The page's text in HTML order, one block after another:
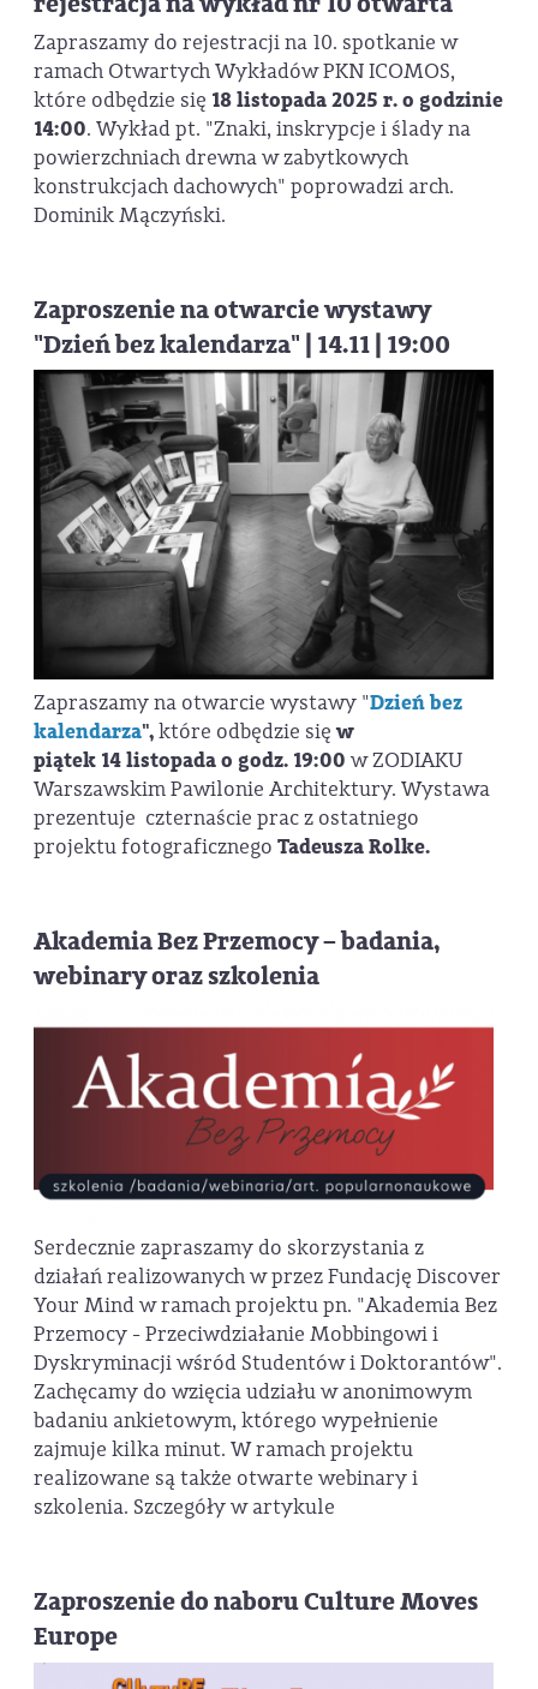
Zapraszamy do rejestracji na 10. spotkanie w
ramach Otwartych Wykładów PKN ICOMOS,
które odbędzie się 18 listopada 2025 r. o godzinie
14:00. Wykład pt. "Znaki, inskrypcje i ślady na
powierzchniach drewna w zabytkowych
konstrukcjach dachowych" poprowadzi arch.
Dominik Mączyński.
Zaproszenie na otwarcie wystawy
"Dzień bez kalendarza" | 14.11 | 19:00
Zapraszamy na otwarcie wystawy "Dzień bez
kalendarza",które odbędzie sięw
piątek 14 listopada o godz. 19:00 w ZODIAKU
Warszawskim Pawilonie Architektury. Wystawa
prezentuje czternaście prac z ostatniego
projektu fotograficznego Tadeusza Rolke.
Akademia Bez Przemocy – badania,
webinary oraz szkolenia
Serdecznie zapraszamy do skorzystania z
działań realizowanych w przez Fundację Discover
Your Mind w ramach projektu pn. "Akademia Bez
Przemocy - Przeciwdziałanie Mobbingowi i
Dyskryminacji wśród Studentów i Doktorantów".
Zachęcamy do wzięcia udziału w anonimowym
badaniu ankietowym, którego wypełnienie
zajmuje kilka minut. W ramach projektu
realizowane są także otwarte webinary i
szkolenia. Szczegóły w artykule
Zaproszenie do naboru Culture Moves
Europe